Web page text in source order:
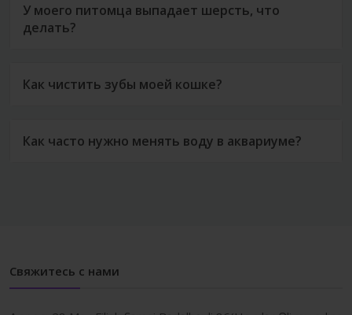
У моего питомца выпадает шерсть, что
делать?
Как чистить зубы моей кошке?
Как часто нужно менять воду в аквариуме?
Свяжитесь с нами